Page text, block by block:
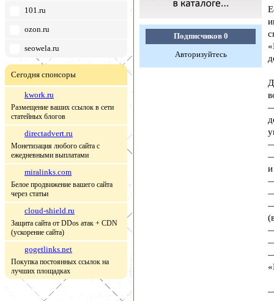
101.ru
ozon.ru
seowela.ru
Сегодня спонсоры
kwork.ru
Размещение ваших ссылок в сети
статейных блогов
directadvert.ru
Монетизация любого сайта с
ежедневными выплатами
miralinks.com
Белое продвижение вашего сайта
через статьи
cloud-shield.ru
Защита сайта от DDos атак + CDN
(ускорение сайта)
gogetlinks.net
Покупка постоянных ссылок на
лучших площадках
Подписчиков 0
Авторизуйтесь